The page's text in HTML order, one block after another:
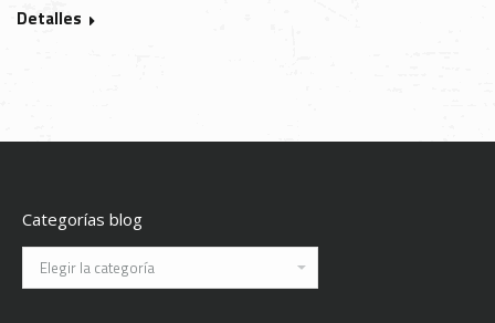
Detalles
Categorías blog
blog